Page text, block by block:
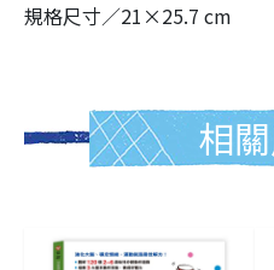
規格尺寸／21×25.7 cm
相